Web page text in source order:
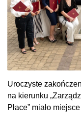
Uroczyste
na kierunku
Płace” miało